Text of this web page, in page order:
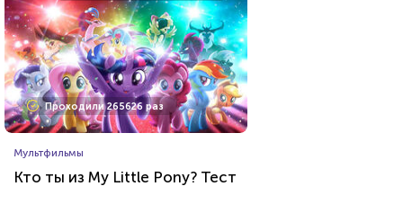
Проходили 265626 раз
Мультфильмы
Кто ты из My Little Pony? Тест